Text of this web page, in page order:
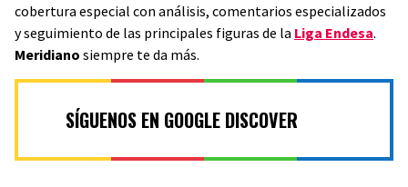
cobertura especial con análisis, comentarios especializados
y seguimiento de las principales figuras de la Liga Endesa.
Meridiano siempre te da más.
SÍGUENOS EN GOOGLE DISCOVER